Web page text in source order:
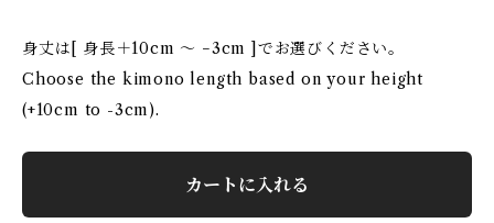
身丈は[ 身長＋10cm 〜 −3cm ]でお選びください。
Choose the kimono length based on your height
(+10cm to -3cm).
カートに入れる